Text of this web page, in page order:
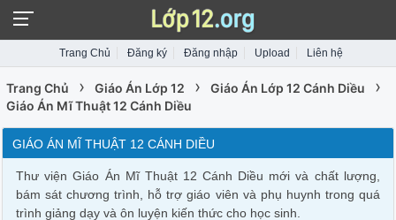
Trang Chủ Đăng ký Đăng nhập Upload Liên hệ
Trang Chủ › Giáo Án Lớp 12 › Giáo Án Lớp 12 Cánh Diều ›
Giáo Án Mĩ Thuật 12 Cánh Diều
GIÁO ÁN MĨ THUẬT 12 CÁNH DIỀU
Thư viện Giáo Án Mĩ Thuật 12 Cánh Diều mới và chất lượng,
bám sát chương trình, hỗ trợ giáo viên và phụ huynh trong quá
trình giảng dạy và ôn luyện kiến thức cho học sinh.